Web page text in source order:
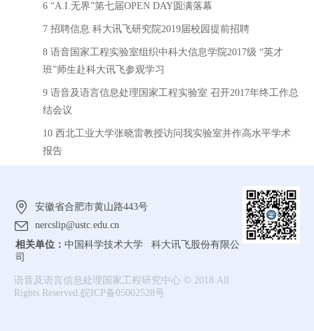
6 “A.I.无界”第七届OPEN DAY圆满落幕
7 招聘信息 科大讯飞研究院2019届校园提前招聘
8 语音国家工程实验室组织中科大信息学院2017级 “英才
班”师生赴科大讯飞参观学习
9 语音及语言信息处理国家工程实验室 召开2017年终工作总
结会议
10 西北工业大学张晓雷教授访问我实验室并作高水平学术
报告
安徽省合肥市黄山路443号
nercslip@ustc.edu.cn
相关单位： 中国科学技术大学 科大讯飞股份有限公
司
语音及语言信息处理国家工程研究中心 © 2018 All
Rights Reserved.皖ICP备05002528号